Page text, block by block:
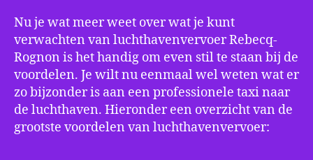
Nu je wat meer weet over wat je kunt
verwachten van luchthavenvervoer Rebecq-
Rognon is het handig om even stil te staan bij de
voordelen. Je wilt nu eenmaal wel weten wat er
zo bijzonder is aan een professionele taxi naar
de luchthaven. Hieronder een overzicht van de
grootste voordelen van luchthavenvervoer: